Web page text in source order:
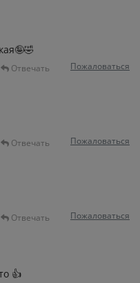
Отвечать Пожаловаться
Отвечать Пожаловаться
Отвечать Пожаловаться
👍